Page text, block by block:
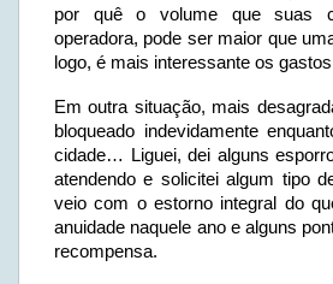
por quê o volume que suas
operadora, pode ser maior que
logo, é mais interessante os
Em outra situação, mais
bloqueado indevidamente
cidade… Liguei, dei alguns
atendendo e solicitei algum tipo
veio com o estorno integral do
anuidade naquele ano e alguns
recompensa.